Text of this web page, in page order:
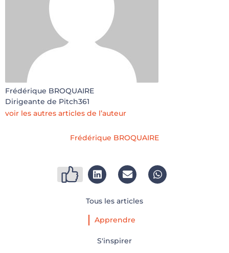
Frédérique BROQUAIRE
Dirigeante de Pitch361
voir les autres articles de l’auteur
Frédérique BROQUAIRE
Tous les articles
Apprendre
S'inspirer